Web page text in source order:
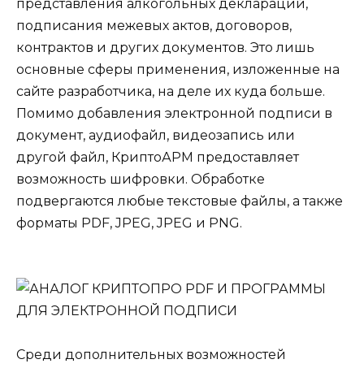
представления алкогольных деклараций,
подписания межевых актов, договоров,
контрактов и других документов. Это лишь
основные сферы применения, изложенные на
сайте разработчика, на деле их куда больше.
Помимо добавления электронной подписи в
документ, аудиофайл, видеозапись или
другой файл, КриптоАРМ предоставляет
возможность шифровки. Обработке
подвергаются любые текстовые файлы, а также
форматы PDF, JPEG, JPEG и PNG.
Среди дополнительных возможностей